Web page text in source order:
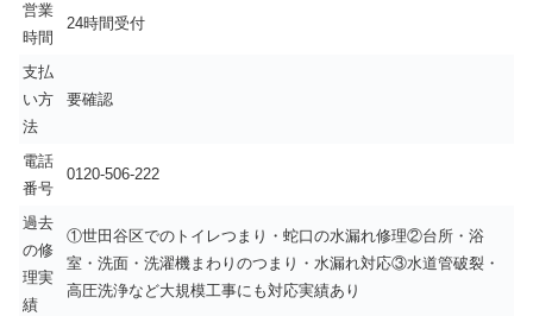
営業
時間
24時間受付
支払
い方
法
要確認
電話
番号
0120-506-222
過去
の修
理実
績
①世田谷区でのトイレつまり・蛇口の水漏れ修理②台所・浴
室・洗面・洗濯機まわりのつまり・水漏れ対応③水道管破裂・
高圧洗浄など大規模工事にも対応実績あり